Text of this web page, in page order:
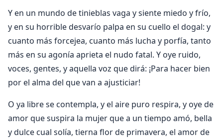
Y en un mundo de tinieblas vaga y siente miedo y frío,
y en su horrible desvarío palpa en su cuello el dogal: y
cuanto más forcejea, cuanto más lucha y porfía, tanto
más en su agonía aprieta el nudo fatal. Y oye ruido,
voces, gentes, y aquella voz que dirá: ¡Para hacer bien
por el alma del que van a ajusticiar!
O ya libre se contempla, y el aire puro respira, y oye de
amor que suspira la mujer que a un tiempo amó, bella
y dulce cual solía, tierna flor de primavera, el amor de